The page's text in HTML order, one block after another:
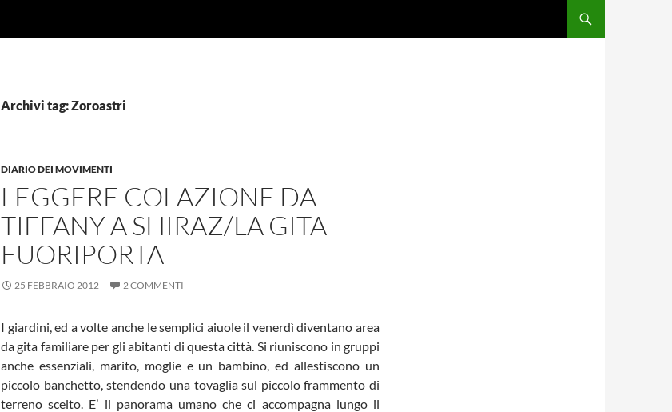
Archivi tag: Zoroastri
DIARIO DEI MOVIMENTI
LEGGERE COLAZIONE DA
TIFFANY A SHIRAZ/LA GITA
FUORIPORTA
25 FEBBRAIO 2012 2 COMMENTI
I giardini, ed a volte anche le semplici aiuole il venerdì diventano area
da gita familiare per gli abitanti di questa città. Si riuniscono in gruppi
anche essenziali, marito, moglie e un bambino, ed allestiscono un
piccolo banchetto, stendendo una tovaglia sul piccolo frammento di
terreno scelto. E’ il panorama umano che ci accompagna lungo il